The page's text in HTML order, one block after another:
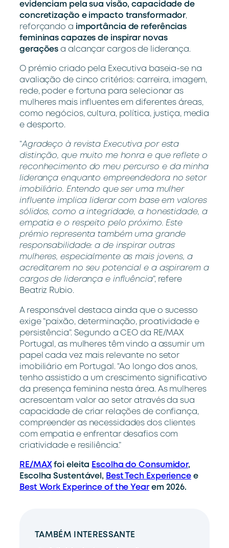
evidenciam pela sua visão, capacidade de
concretização e impacto transformador,
reforçando a importância de referências
femininas capazes de inspirar novas
gerações a alcançar cargos de liderança.
O prémio criado pela Executiva baseia-se na
avaliação de cinco critérios: carreira, imagem,
rede, poder e fortuna para selecionar as
mulheres mais influentes em diferentes áreas,
como negócios, cultura, política, justiça, media
e desporto.
“Agradeço à revista Executiva por esta
distinção, que muito me honra e que reflete o
reconhecimento do meu percurso e da minha
liderança enquanto empreendedora no setor
imobiliário. Entendo que ser uma mulher
influente implica liderar com base em valores
sólidos, como a integridade, a honestidade, a
empatia e o respeito pelo próximo. Este
prémio representa também uma grande
responsabilidade: a de inspirar outras
mulheres, especialmente as mais jovens, a
acreditarem no seu potencial e a aspirarem a
cargos de liderança e influência”, refere
Beatriz Rubio.
A responsável destaca ainda que o sucesso
exige “paixão, determinação, proatividade e
persistência”. Segundo a CEO da RE/MAX
Portugal, as mulheres têm vindo a assumir um
papel cada vez mais relevante no setor
imobiliário em Portugal. “Ao longo dos anos,
tenho assistido a um crescimento significativo
da presença feminina nesta área. As mulheres
acrescentam valor ao setor através da sua
capacidade de criar relações de confiança,
compreender as necessidades dos clientes
com empatia e enfrentar desafios com
criatividade e resiliência.”
RE/MAX foi eleita Escolha do Consumidor,
Escolha Sustentável, Best Tech Experiencee
Best Work Experince of the Yearem 2026.
TAMBÉM INTERESSANTE